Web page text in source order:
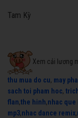
Tam Kỳ
Xem cải lương
thu mua do cu, may
sach toi pham hoc,
flan,the hinh,nhac que
mp3,nhac dance remix,